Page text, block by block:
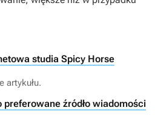
studia Spicy Horse
artykułu.
preferowane źródło wiadomości